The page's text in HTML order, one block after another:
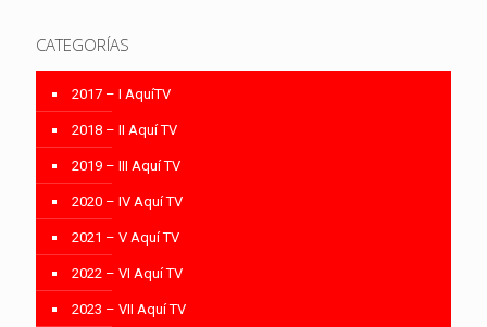
CATEGORÍAS
2017 – I AquíTV
2018 – II Aquí TV
2019 – III Aquí TV
2020 – IV Aquí TV
2021 – V Aquí TV
2022 – VI Aquí TV
2023 – VII Aquí TV